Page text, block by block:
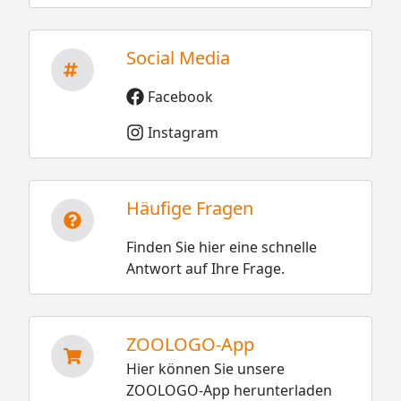
Social Media
Facebook
Instagram
Häufige Fragen
Finden Sie hier eine schnelle
Antwort auf Ihre Frage.
ZOOLOGO-App
Hier können Sie unsere
ZOOLOGO-App herunterladen